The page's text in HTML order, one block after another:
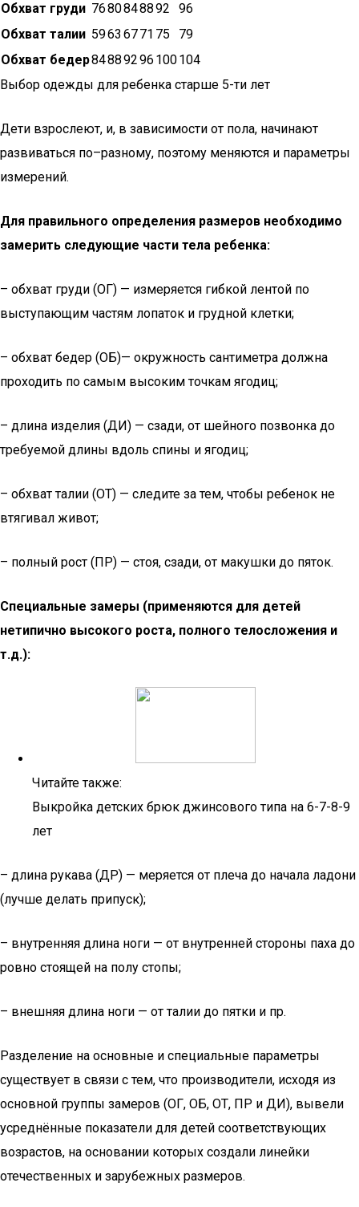
Обхват груди 7680848892
96
Обхват талии 5963 6771 75
79
Обхват бедер84889296 100104
Выбор одежды для ребенка старше 5-ти лет
Дети взрослеют, и, в зависимости от пола, начинают
развиваться по–разному, поэтому меняются и параметры
измерений.
Для правильного определения размеров необходимо
замерить следующие части тела ребенка:
– обхват груди (ОГ) — измеряется гибкой лентой по
выступающим частям лопаток и грудной клетки;
– обхват бедер (ОБ)— окружность сантиметра должна
проходить по самым высоким точкам ягодиц;
– длина изделия (ДИ) — сзади, от шейного позвонка до
требуемой длины вдоль спины и ягодиц;
– обхват талии (ОТ) — следите за тем, чтобы ребенок не
втягивал живот;
– полный рост (ПР) — стоя, сзади, от макушки до пяток.
Специальные замеры (применяются для детей
нетипично высокого роста, полного телосложения и
т.д.):
Читайте также:
Выкройка детских брюк джинсового типа на 6-7-8-9
лет
– длина рукава (ДР) — меряется от плеча до начала ладони
(лучше делать припуск);
– внутренняя длина ноги — от внутренней стороны паха до
ровно стоящей на полу стопы;
– внешняя длина ноги — от талии до пятки и пр.
Разделение на основные и специальные параметры
существует в связи с тем, что производители, исходя из
основной группы замеров (ОГ, ОБ, ОТ, ПР и ДИ), вывели
усреднённые показатели для детей соответствующих
возрастов, на основании которых создали линейки
отечественных и зарубежных размеров.